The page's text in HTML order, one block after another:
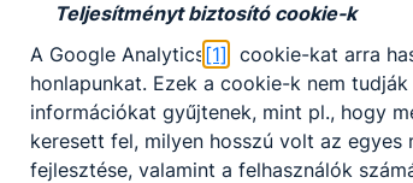
Szakmák
Teljesítményt biztosító cookie-k
A Google Analytics [1] cookie-kat arra
honlapunkat. Ezek a cookie-k nem
információkat gyűjtenek, mint pl., hogy
keresett fel, milyen hosszú volt az
fejlesztése, valamint a felhasználók